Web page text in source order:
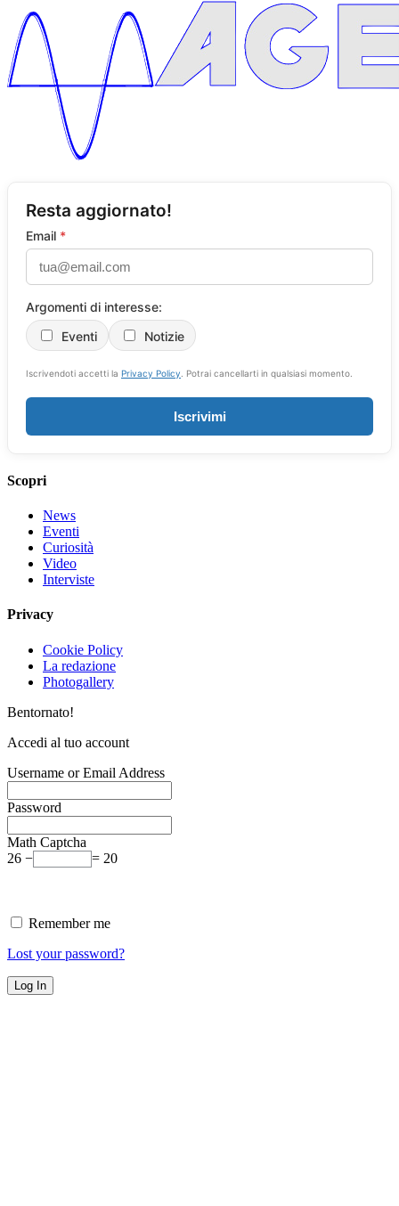
Resta aggiornato!
Email *
Argomenti di interesse:
Eventi
Notizie
Iscrivendoti accetti la Privacy Policy . Potrai cancellarti in qualsiasi momento.
Iscrivimi
Scopri
News
Eventi
Curiosità
Video
Interviste
Privacy
Cookie Policy
La redazione
Photogallery
Bentornato!
Accedi al tuo account
Username or Email Address
Password
Math Captcha
26 −
= 20
Remember me
Lost your password?